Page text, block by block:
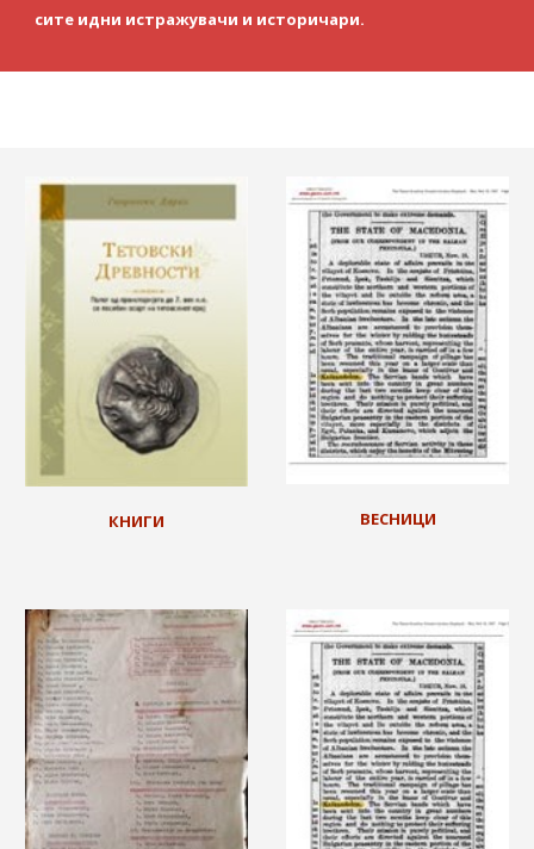
сите идни истражувачи и историчари.
КНИГИ ВЕСНИЦИ